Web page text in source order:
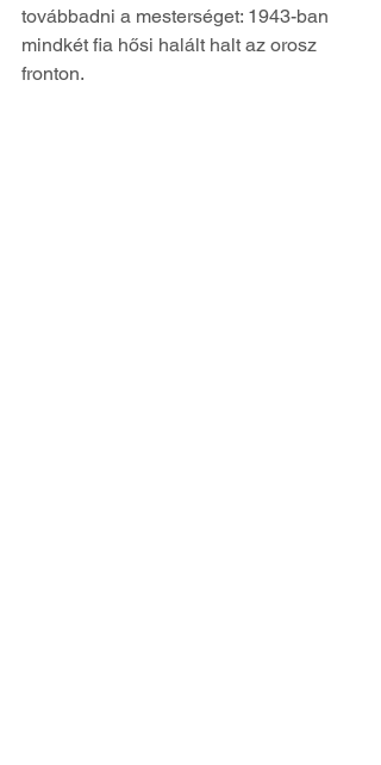
továbbadni a mesterséget: 1943-ban
mindkét fia hősi halált halt az orosz
fronton.